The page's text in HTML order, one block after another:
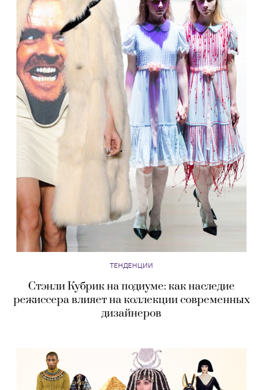
ТЕНДЕНЦИИ
Стэнли Кубрик на подиуме: как наследие
режиссера влияет на коллекции современных
дизайнеров